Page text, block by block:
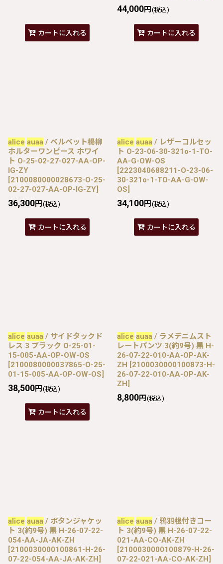
カートに入れる
44,000円 (税込)
カートに入れる
alice auaa / ベルベット楊柳
ホルターワンピース ホワイ
ト O-25-02-27-027-AA-OP-
IG-ZY
[2100080000028673-O-25-
02-27-027-AA-OP-IG-ZY]
36,300円 (税込)
カートに入れる
alice auaa / レザーコルセッ
ト O-23-06-30-321o-1-TO-
AA-G-OW-OS
[2223040688211-O-23-06-
30-321o-1-TO-AA-G-OW-
OS]
34,100円 (税込)
カートに入れる
alice auaa / サイドタックド
レス 3 ブラック O-25-01-
15-005-AA-OP-OW-OS
[2100080000037865-O-25-
01-15-005-AA-OP-OW-OS]
38,500円 (税込)
カートに入れる
alice auaa / ラメデニムスト
レートパンツ 3(約9号) 黒 H-
26-07-22-010-AA-OP-AK-
ZH [2100030000100873-H-
26-07-22-010-AA-OP-AK-
ZH]
8,800円 (税込)
alice auaa / ボタンジャケッ
ト 3(約9号) 黒 H-26-07-22-
054-AA-JA-AK-ZH
[2100030000100861-H-26-
07-22-054-AA-JA-AK-ZH]
alice auaa / 鴉羽根付きコー
ト 3(約9号) 黒 H-26-07-22-
021-AA-CO-AK-ZH
[2100030000100879-H-26-
07-22-021-AA-CO-AK-ZH]